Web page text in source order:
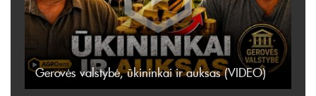
Gerovės valstybė, ūkininkai ir auksas (VIDEO)